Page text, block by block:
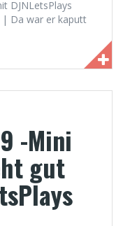
DJNLetsPlays
| Da war er kaputt
-Mini
gut